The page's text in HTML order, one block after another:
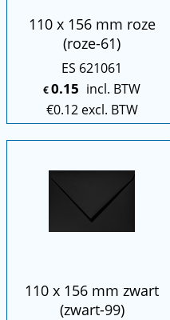
110 x 156 mm roze
(roze-61)
ES 621061
€0.15 incl. BTW
€0.12 excl. BTW
110 x 156 mm zwart
(zwart-99)